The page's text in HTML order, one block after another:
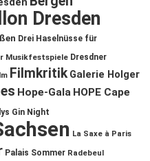
Dresden
Drei Haselnüsse für
Musikfestspiele Dresdner
Filmkritik Galerie Holger
Hope-Gala HOPE Cape
Gin Night
La Saxe à Paris
Palais Sommer Radebeul